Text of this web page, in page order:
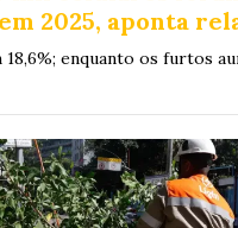
2025, aponta
18,6%; enquanto os furtos